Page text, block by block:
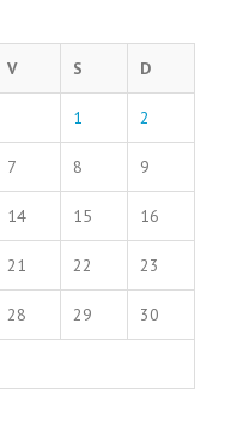
V S D
1 2
7 8 9
14 15 16
21 22 23
28 29 30